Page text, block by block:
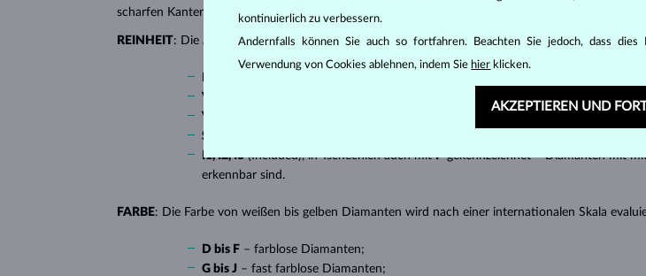
scharfen Kanten, besonders beliebt bei
Verlobungsringen
REINHEIT: Die Anzahl, Größe und Verteilung sogenannter “Einschlüsse” oder innerer
VVS 1, VVS 2
(Very Very Slightly Included) – Diamanten mit sehr kleinen
VS 1, VS 2
SI 1, SI 2
I1, I2, I3 (Included), in Tschechien auch mit P gekennzeichnet – Diamanten mit
erkennbar sind.
FARBE: Die Farbe von weißen bis gelben Diamanten wird nach einer internationalen Skala
D bis F – farblose Diamanten;
G bis J – fast farblose Diamanten;
kontinuierlich zu verbessern.
Andernfalls können Sie auch so fortfahren. Beachten Sie jedoch, dass
Verwendung von Cookies ablehnen, indem Sie hier klicken.
AKZEPTIEREN UND